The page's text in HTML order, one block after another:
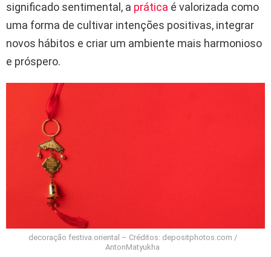
significado sentimental, a prática é valorizada como
uma forma de cultivar intenções positivas, integrar
novos hábitos e criar um ambiente mais harmonioso
e próspero.
decoração festiva oriental – Créditos: depositphotos.com /
AntonMatyukha